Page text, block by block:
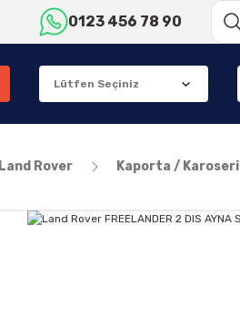
0123 456 78 90
Land Rover Kaporta / Karoseri